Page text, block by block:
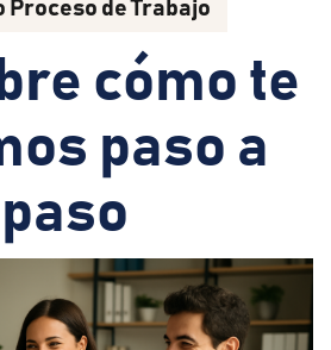
Proceso de Trabajo
cómo te
paso a
paso